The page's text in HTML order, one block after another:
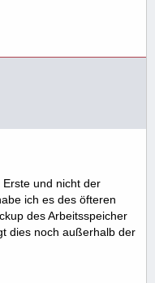
und nicht der
ich es des öfteren
des Arbeitsspeicher
dies noch außerhalb der